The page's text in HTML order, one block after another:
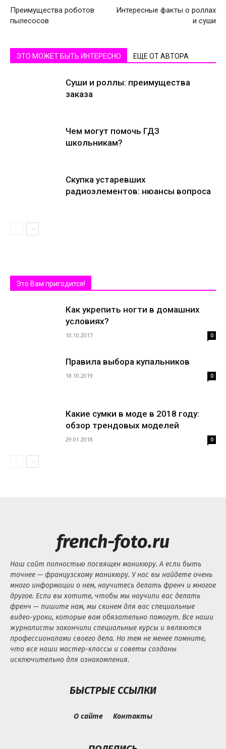
Преимущества роботов
пылесосов
Интересные факты о роллах
и суши
ЭТО МОЖЕТ БЫТЬ ИНТЕРЕСНО ЕЩЕ ОТ АВТОРА
Суши и роллы: преимущества
заказа
Чем могут помочь ГДЗ
школьникам?
Скупка устаревших
радиоэлементов: нюансы вопроса
Это Вам пригодится!
Как укрепить ногти в домашних
условиях?
10.10.2017 0
Правила выбора купальников
18.10.2019 0
Какие сумки в моде в 2018 году:
обзор трендовых моделей
29.01.2018 0
french-foto.ru
Наш сайт полностью посвящен маникюру. А если быть
точнее — французскому маникюру. У нас вы найдете очень
много информации о нем, научитесь делать френч и многое
другое. Если вы хотите, чтобы мы научили вас делать
френч — пишите нам, мы скинем для вас специальные
видео-уроки, которые вам обязательно помогут. Все наши
журналисты закончили специальные курсы и являются
профессионалами своего дела. Но тем не менее помните,
что все наши мастер-классы и советы созданы
исключительно для ознакомления.
БЫСТРЫЕ ССЫЛКИ
О сайте Контакты